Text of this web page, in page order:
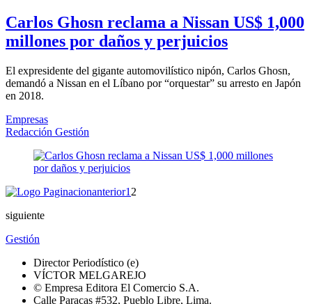
Carlos Ghosn reclama a Nissan US$ 1,000
millones por daños y perjuicios
El expresidente del gigante automovilístico nipón, Carlos Ghosn,
demandó a Nissan en el Líbano por “orquestar” su arresto en Japón
en 2018.
Empresas
Redacción Gestión
anterior1 2
siguiente
Gestión
Director Periodístico (e)
VÍCTOR MELGAREJO
© Empresa Editora El Comercio S.A.
Calle Paracas #532, Pueblo Libre, Lima.